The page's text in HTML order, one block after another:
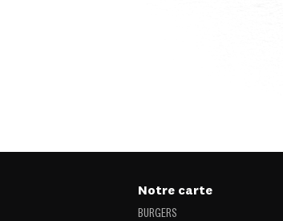
Notre carte
BURGERS